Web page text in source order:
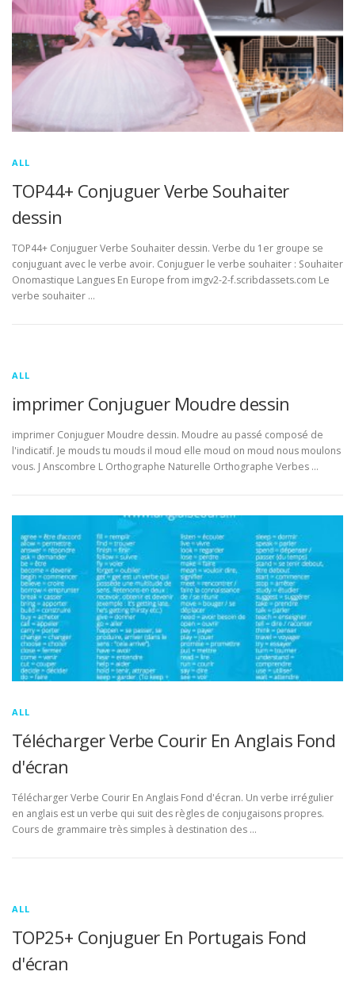
ALL
TOP44+ Conjuguer Verbe Souhaiter
dessin
TOP44+ Conjuguer Verbe Souhaiter dessin. Verbe du 1er groupe se
conjuguant avec le verbe avoir. Conjuguer le verbe souhaiter : Souhaiter
Onomastique Langues En Europe from imgv2-2-f.scribdassets.com Le
verbe souhaiter …
ALL
imprimer Conjuguer Moudre dessin
imprimer Conjuguer Moudre dessin. Moudre au passé composé de
l'indicatif. Je mouds tu mouds il moud elle moud on moud nous moulons
vous. J Anscombre L Orthographe Naturelle Orthographe Verbes …
ALL
Télécharger Verbe Courir En Anglais Fond
d'écran
Télécharger Verbe Courir En Anglais Fond d'écran. Un verbe irrégulier
en anglais est un verbe qui suit des règles de conjugaisons propres.
Cours de grammaire très simples à destination des …
ALL
TOP25+ Conjuguer En Portugais Fond
d'écran